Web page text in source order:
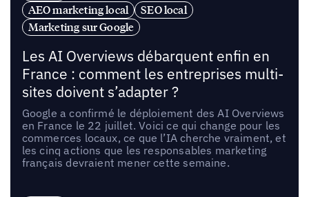
AEO marketing local
SEO local
Marketing sur Google
Les AI Overviews débarquent enfin en
France : comment les entreprises multi-
sites doivent s’adapter ?
Google a confirmé le déploiement des AI Overviews
en France le 22 juillet. Voici ce qui change pour les
commerces locaux, ce que l’IA cherche vraiment, et
les cinq actions que les responsables marketing
français devraient mener cette semaine.